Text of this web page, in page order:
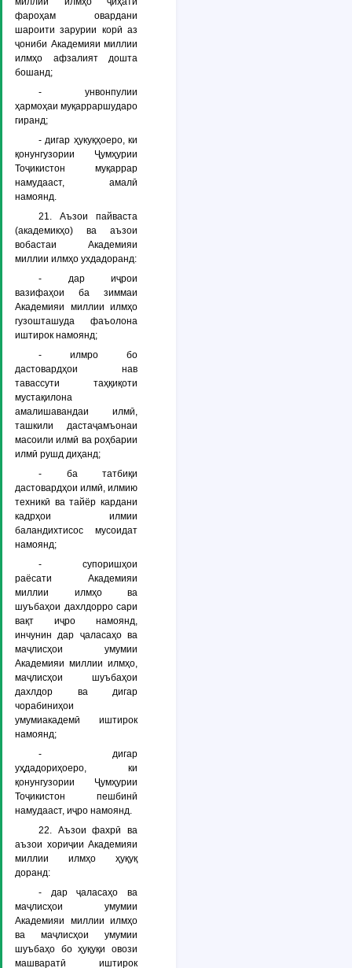
фароҳам овардани
шароити зарурии корӣ аз
ҷониби Академияи миллии
илмҳо афзалият дошта
бошанд;
- унвонпулии
ҳармоҳаи муқарраршударо
гиранд;
- дигар ҳукуқҳоеро, ки
қонунгузории Ҷумҳурии
Тоҷикистон муқаррар
намудааст, амалӣ
намоянд.
21. Аъзои пайваста
(академикҳо) ва аъзои
вобастаи Академияи
миллии илмҳо ухдадоранд:
- дар иҷрои
вазифаҳои ба зиммаи
Академияи миллии илмҳо
гузошташуда фаъолона
иштирок намоянд;
- илмро бо
дастовардҳои нав
тавассути таҳқиқоти
мустақилона
амалишавандаи илмӣ,
ташкили дастаҷамъонаи
масоили илмӣ ва роҳбарии
илмӣ рушд диҳанд;
- ба татбиқи
дастовардҳои илмӣ, илмию
техникӣ ва тайёр кардани
кадрҳои илмии
баландихтисос мусоидат
намоянд;
- супоришҳои
раёсати Академияи
миллии илмҳо ва
шуъбаҳои дахлдорро сари
вақт иҷро намоянд,
инчунин дар ҷаласаҳо ва
маҷлисҳои умумии
Академияи миллии илмҳо,
маҷлисҳои шуъбаҳои
дахлдор ва дигар
чорабиниҳои
умумиакадемӣ иштирок
намоянд;
- дигар
уҳдадориҳоеро, ки
қонунгузории Ҷумҳурии
Тоҷикистон пешбинӣ
намудааст, иҷро намоянд.
22. Аъзои фахрӣ ва
аъзои хориҷии Академияи
миллии илмҳо ҳуқуқ
доранд:
- дар ҷаласаҳо ва
маҷлисҳои умумии
Академияи миллии илмҳо
ва маҷлисҳои умумии
шуъбаҳо бо ҳуқуқи овози
машваратӣ иштирок